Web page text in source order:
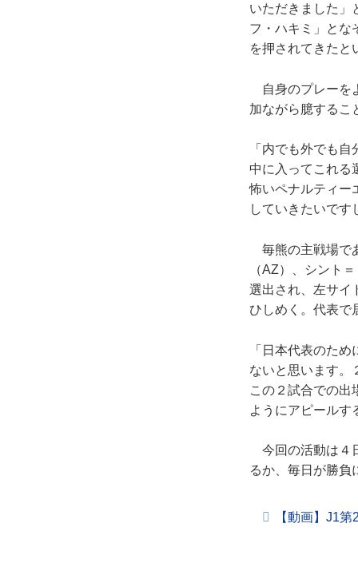
いただきました」
フ・ハキミ」とな
を押されてきたと
自身のプレーを
加ながら臆するこ
「内でも外でも
中に入ってこれる
怖いペナルティー
していきたいです
毎熊の主戦場で
（AZ）、シント
選出され、左サイ
ひしめく。代表で
「日本代表のた
ないと思います。
この２試合での出
ようにアピールす
今回の活動は４
るか、毎日が勝負
【動画】J1